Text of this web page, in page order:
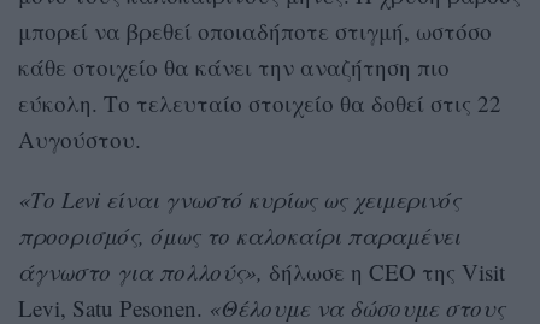
μπορεί να βρεθεί οποιαδήποτε στιγμή, ωστόσο
κάθε στοιχείο θα κάνει την αναζήτηση πιο
εύκολη. Το τελευταίο στοιχείο θα δοθεί στις 22
Αυγούστου.
«Το Levi είναι γνωστό κυρίως ως χειμερινός
προορισμός, όμως το καλοκαίρι παραμένει
άγνωστο για πολλούς», δήλωσε η CEO της Visit
Levi, Satu Pesonen. «Θέλουμε να δώσουμε στους